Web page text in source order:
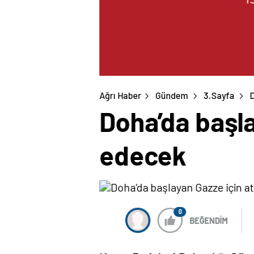
Ağrı Haber Gündem 3.Sayfa
Doha’da
edecek
0
BEĞENDİM